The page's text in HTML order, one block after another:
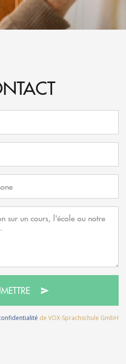
de VOX-Sprachschule GmbH